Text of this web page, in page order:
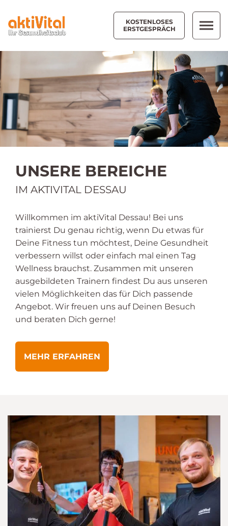
KOSTENLOSES
ERSTGESPRÄCH
UNSERE BEREICHE
IM AKTIVITAL DESSAU
Willkommen im aktiVital Dessau! Bei uns
trainierst Du genau richtig, wenn Du etwas für
Deine Fitness tun möchtest, Deine Gesundheit
verbessern willst oder einfach mal einen Tag
Wellness brauchst. Zusammen mit unseren
ausgebildeten Trainern findest Du aus unseren
vielen Möglichkeiten das für Dich passende
Angebot. Wir freuen uns auf Deinen Besuch
und beraten Dich gerne!
MEHR ERFAHREN